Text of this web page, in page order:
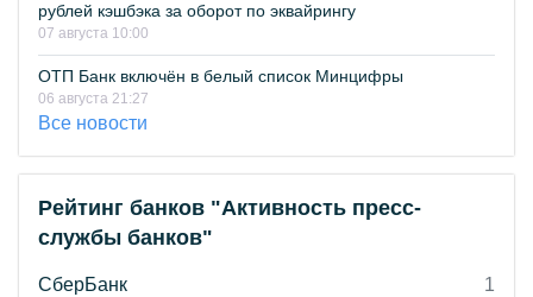
рублей кэшбэка за оборот по эквайрингу
07 августа 10:00
ОТП Банк включён в белый список Минцифры
06 августа 21:27
Все новости
Рейтинг банков "Активность пресс-
службы банков"
СберБанк
1